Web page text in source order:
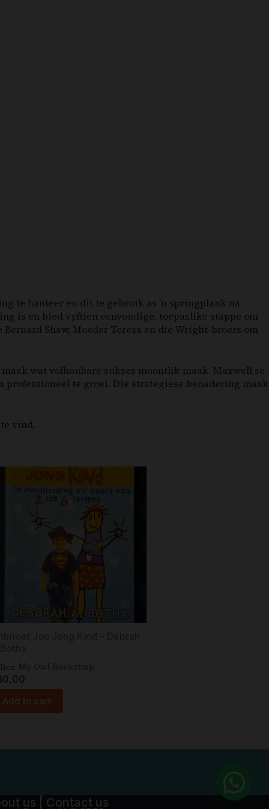
te hanteer en dit te gebruik as ’n springplank na
is en bied vyftien eenvoudige, toepaslike stappe om
Shaw, Moeder Teresa en die Wright-broers om
wat volhoubare sukses moontlik maak. Maxwell se
te groei. Die strategiese benadering maak
vind.
Jou Jong Kind – Debrah
My Owl Bookshop
Add to cart
us Contact us